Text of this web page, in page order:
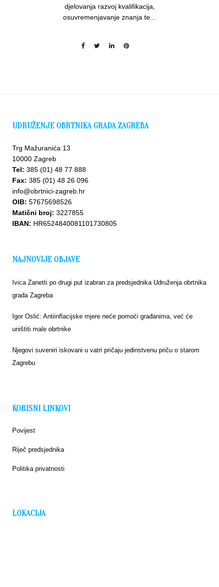
se u
bazu
djelovanja razvoj kvalifikacija,
osuvremenjavanje znanja te...
UDRUŽENJE OBRTNIKA GRADA ZAGREBA
Trg Mažuranića 13
10000 Zagreb
Tel: 385 (01) 48 77 888
Fax: 385 (01) 48 26 096
info@obrtnici-zagreb.hr
OIB: 57675698526
Matični broj: 3227855
IBAN: HR6524840081101730805
NAJNOVIJE OBJAVE
Ivica Zanetti po drugi put izabran za predsjednika Udruženja obrtnika
grada Zagreba
Igor Oslić: Antiinflacijske mjere neće pomoći građanima, već će
uništiti male obrtnike
Njegovi suveniri iskovani u vatri pričaju jedinstvenu priču o starom
Zagrebu
KORISNI LINKOVI
Povijest
Riječ predsjednika
Politika privatnosti
LOKACIJA